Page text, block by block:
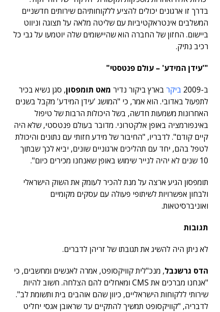
בדרך זו ארגונים יכולים להציע ללקוחותיהם שירותים חדשניים
המשלבים אינטראקטיביות עם שליטה מלאה על תצוגה וניווט
ביישום. החזון של החברה הוא שהיישומים שלה יוטמעו על גבי כל
רכיב נתיק.
"'עידן המידע' – עולם פנטסטי"
ב-2009
ביקר בארץ ביקור נדיר מאט תומפסון, סגן נשיא בכיר
לתפעול באדובי. הוא אמר, כי "המושג 'עידן המידע' מקבל בשנים
האחרונות משמעות חדשה, בשל היכולות הרבות של טיפול
באינפורמציה באופן אלקטרוני. מדובר בעולם פנטסטי, שלא היה
קיים קודם". לדבריו, "החיבור של מידע חזותי עם נתונים והיכולת
לטפל בהם, יחד עם תהליכים ארגוניים שונים, יביא לכך שבתוך
10 שנים לא יהיה לנייר שימוש באופן שאנחנו מכירים כיום".
תומפסון הגיע ארצה על מנת להכיר לעומק את השוק הישראלי
ולבחון אפשרויות לשיתופי פעולה עם עסקים מקומיים
ואוניברסיטאות.
תגובות
לא ניתן היה להשיג את תגובתו של זריהן לדברים.
הדס גרשנבל, מנכ"לית קוויקסופט, אמרה לאנשים ומחשבים, כי
"אנחנו מברכים את CMS ומאחלים להם הצלחה. חשוב להיות
שירותי ללקוחות הישראליים, כיוון שהם אוהבים בית ותשומת לב".
לדבריה, "קוויקסופט תמשיך להתקיים עד שראובן אגסי יחליט